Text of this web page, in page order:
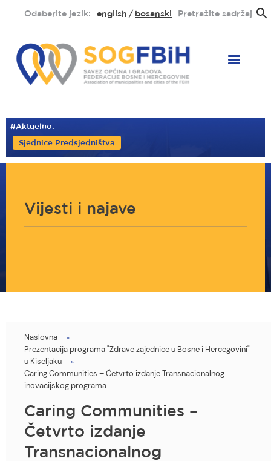
sadržaj
Odaberite jezik: english bosanski Pretražite sadržaj
#Aktuelno:
Sjednice Predsjedništva
Vijesti i najave
You
are
here
Naslovna
Prezentacija programa "Zdrave zajednice u Bosne i Hercegovini"
u Kiseljaku
Caring Communities – Četvrto izdanje Transnacionalnog
inovacijskog programa
Caring Communities –
Četvrto izdanje
Transnacionalnog